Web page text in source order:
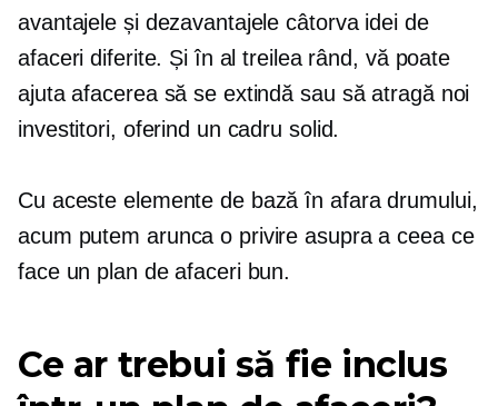
avantajele și dezavantajele câtorva idei de
afaceri diferite. Și în al treilea rând, vă poate
ajuta afacerea să se extindă sau să atragă noi
investitori, oferind un cadru solid.
Cu aceste elemente de bază în afara drumului,
acum putem arunca o privire asupra a ceea ce
face un plan de afaceri bun.
Ce ar trebui să fie inclus